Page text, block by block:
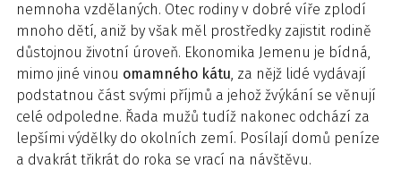
nemnoha vzdělaných. Otec rodiny v dobré víře zplodí
mnoho dětí, aniž by však měl prostředky zajistit rodině
důstojnou životní úroveň. Ekonomika Jemenu je bídná,
mimo jiné vinou omamného kátu, za nějž lidé vydávají
podstatnou část svými příjmů a jehož žvýkání se věnují
celé odpoledne. Řada mužů tudíž nakonec odchází za
lepšími výdělky do okolních zemí. Posílají domů peníze
a dvakrát třikrát do roka se vrací na návštěvu.